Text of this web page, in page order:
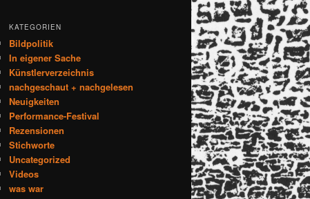
KATEGORIEN
Bildpolitik
In eigener Sache
Künstlerverzeichnis
nachgeschaut + nachgelesen
Neuigkeiten
Performance-Festival
Rezensionen
Stichworte
Uncategorized
Videos
was war